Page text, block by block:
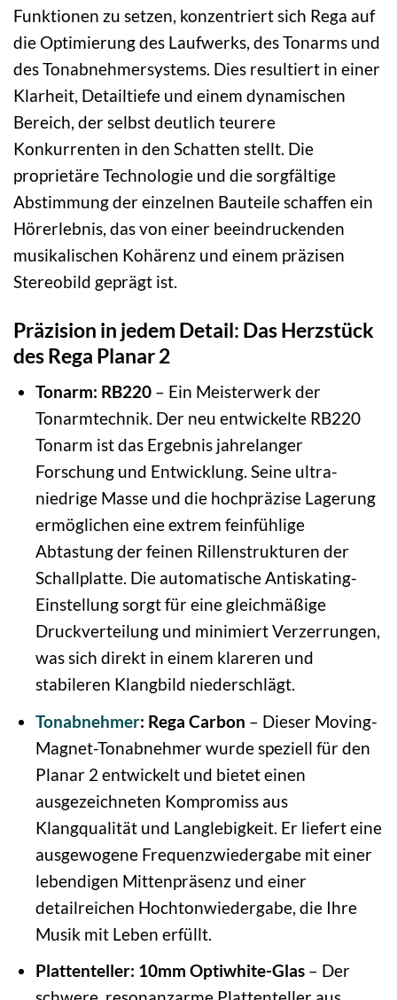
Funktionen zu setzen, konzentriert sich Rega auf
die Optimierung des Laufwerks, des Tonarms und
des Tonabnehmersystems. Dies resultiert in einer
Klarheit, Detailtiefe und einem dynamischen
Bereich, der selbst deutlich teurere
Konkurrenten in den Schatten stellt. Die
proprietäre Technologie und die sorgfältige
Abstimmung der einzelnen Bauteile schaffen ein
Hörerlebnis, das von einer beeindruckenden
musikalischen Kohärenz und einem präzisen
Stereobild geprägt ist.
Präzision in jedem Detail: Das Herzstück
des Rega Planar 2
Tonarm: RB220– Ein Meisterwerk der
Tonarmtechnik. Der neu entwickelte RB220
Tonarm ist das Ergebnis jahrelanger
Forschung und Entwicklung. Seine ultra-
niedrige Masse und die hochpräzise Lagerung
ermöglichen eine extrem feinfühlige
Abtastung der feinen Rillenstrukturen der
Schallplatte. Die automatische Antiskating-
Einstellung sorgt für eine gleichmäßige
Druckverteilung und minimiert Verzerrungen,
was sich direkt in einem klareren und
stabileren Klangbild niederschlägt.
Tonabnehmer: Rega Carbon – Dieser Moving-
Magnet-Tonabnehmer wurde speziell für den
Planar 2 entwickelt und bietet einen
ausgezeichneten Kompromiss aus
Klangqualität und Langlebigkeit. Er liefert eine
ausgewogene Frequenzwiedergabe mit einer
lebendigen Mittenpräsenz und einer
detailreichen Hochtonwiedergabe, die Ihre
Musik mit Leben erfüllt.
Plattenteller: 10mm Optiwhite-Glas– Der